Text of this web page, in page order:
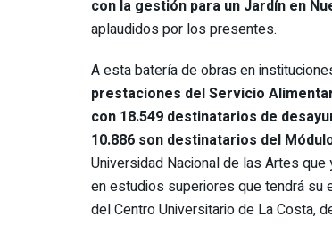
con la gestión para un Jardín en
aplaudidos por los presentes.
A esta batería de obras en
prestaciones del Servicio
con 18.549 destinatarios de
10.886 son destinatarios del
Universidad Nacional de las Artes
en estudios superiores que tendrá su
del Centro Universitario de La Costa,